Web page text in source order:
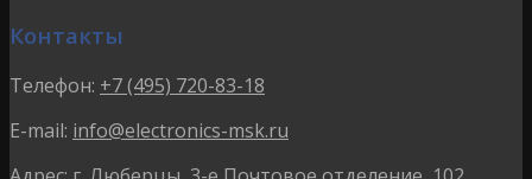
Контакты
Телефон: +7 (495) 720-83-18
E-mail: info@electronics-msk.ru